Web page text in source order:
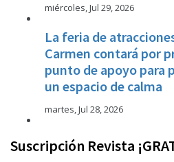
miércoles, Jul 29, 2026
La feria de
Carmen contará por
punto de apoyo para
un espacio de calma
martes, Jul 28, 2026
Suscripción Revista